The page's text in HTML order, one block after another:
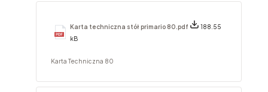
Karta techniczna stół primario 80.pdf
188.55
kB
Karta Techniczna 80